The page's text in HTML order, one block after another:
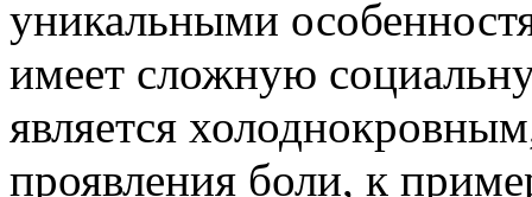
уникальными
имеет сложную
является
проявления боли, к